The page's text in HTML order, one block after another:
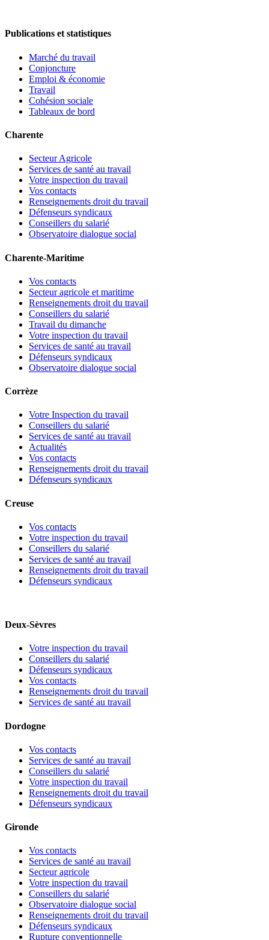
Publications et statistiques
Marché du travail
Conjoncture
Emploi & économie
Travail
Cohésion sociale
Tableaux de bord
Charente
Secteur Agricole
Services de santé au travail
Votre inspection du travail
Vos contacts
Renseignements droit du travail
Défenseurs syndicaux
Conseillers du salarié
Observatoire dialogue social
Charente-Maritime
Vos contacts
Secteur agricole et maritime
Renseignements droit du travail
Conseillers du salarié
Travail du dimanche
Votre inspection du travail
Services de santé au travail
Défenseurs syndicaux
Observatoire dialogue social
Corrèze
Votre Inspection du travail
Conseillers du salarié
Services de santé au travail
Actualités
Vos contacts
Renseignements droit du travail
Défenseurs syndicaux
Creuse
Vos contacts
Votre inspection du travail
Conseillers du salarié
Services de santé au travail
Renseignements droit du travail
Défenseurs syndicaux
Deux-Sèvres
Votre inspection du travail
Conseillers du salarié
Défenseurs syndicaux
Vos contacts
Renseignements droit du travail
Services de santé au travail
Dordogne
Vos contacts
Services de santé au travail
Conseillers du salarié
Votre inspection du travail
Renseignements droit du travail
Défenseurs syndicaux
Gironde
Vos contacts
Services de santé au travail
Secteur agricole
Votre inspection du travail
Conseillers du salarié
Observatoire dialogue social
Renseignements droit du travail
Défenseurs syndicaux
Rupture conventionnelle